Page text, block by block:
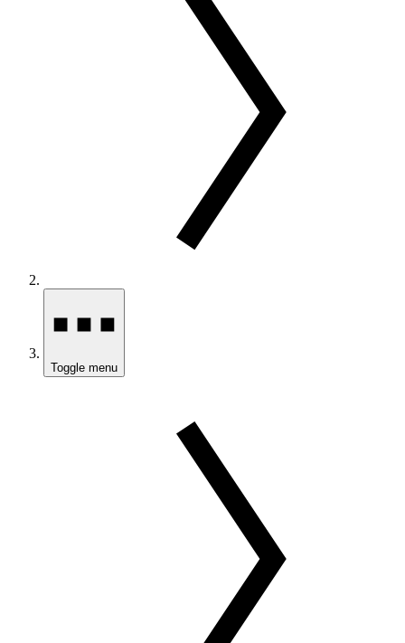
Toggle menu